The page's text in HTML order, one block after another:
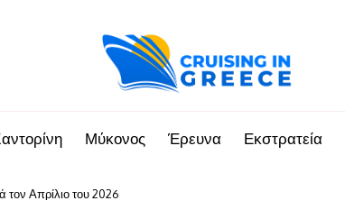
Μύκονος Έρευνα Εκστρατεία
τον Απρίλιο του 2026